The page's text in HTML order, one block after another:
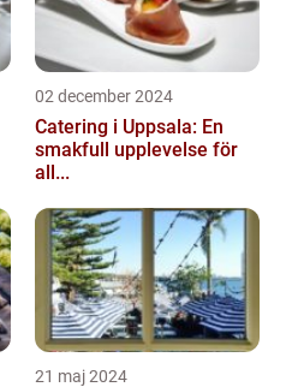
02 december 2024
Catering i Uppsala: En
smakfull upplevelse för
all...
21 maj 2024